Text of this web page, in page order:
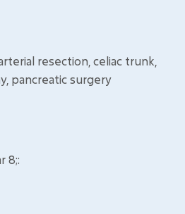
resection, celiac trunk,
pancreatic surgery
8;: